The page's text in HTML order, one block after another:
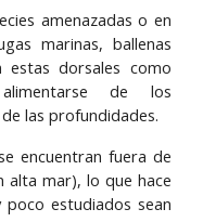
amenazadas o en
marinas, ballenas
estas dorsales como
de los
las profundidades.
encuentran fuera de
alta mar), lo que hace
estudiados sean